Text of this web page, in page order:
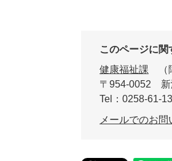
このページに
健康福祉課
〒954-0052
Tel：0258-61-
メールでのお問